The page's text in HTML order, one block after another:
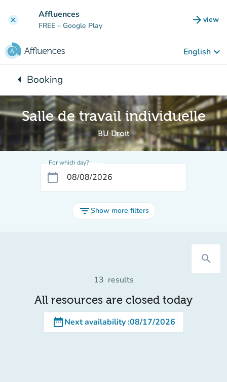
clear Affluences
FREE – Google Play arrow_forward view
(new
English keyboard_arrow_down
arrow_leftBack to:
Booking
Salle de travail individuelle
BU Droit
For which day?
calendar_today
filter_listShow more filters
search
13 results
All resources are closed today
date_rangeNext availability:08/17/2026